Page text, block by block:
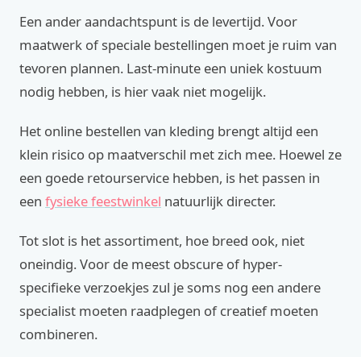
Een ander aandachtspunt is de levertijd. Voor
maatwerk of speciale bestellingen moet je ruim van
tevoren plannen. Last-minute een uniek kostuum
nodig hebben, is hier vaak niet mogelijk.
Het online bestellen van kleding brengt altijd een
klein risico op maatverschil met zich mee. Hoewel ze
een goede retourservice hebben, is het passen in
een fysieke feestwinkel natuurlijk directer.
Tot slot is het assortiment, hoe breed ook, niet
oneindig. Voor de meest obscure of hyper-
specifieke verzoekjes zul je soms nog een andere
specialist moeten raadplegen of creatief moeten
combineren.